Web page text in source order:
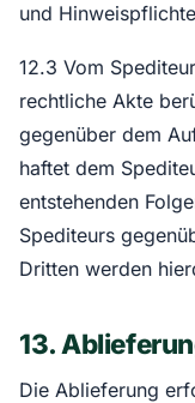
und
12.3 Vom
rechtliche Akte
gegenüber dem
haftet dem
entstehenden
Spediteurs
Dritten werden
13.
Die Ablieferung